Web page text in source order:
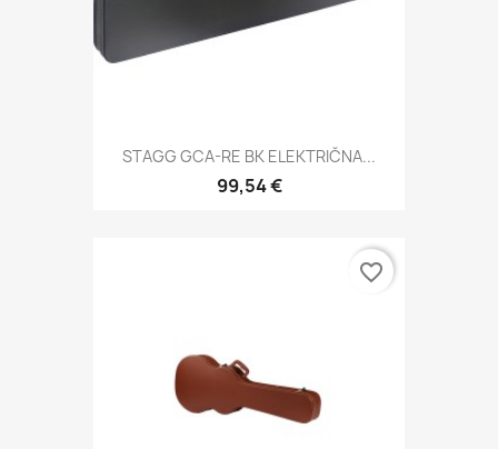
STAGG GCA-RE BK ELEKTRIČNA...
99,54 €
favorite_border